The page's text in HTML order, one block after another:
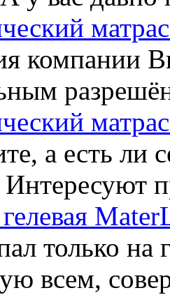
компании
а есть ли
только на
всем,